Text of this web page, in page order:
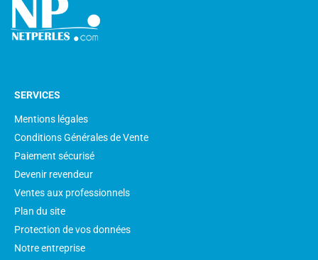
SERVICES
Mentions légales
Conditions Générales de Vente
Paiement sécurisé
Devenir revendeur
Ventes aux professionnels
Plan du site
Protection de vos données
Notre entreprise